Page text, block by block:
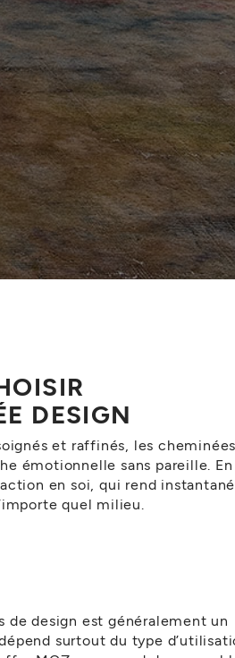
DESIGN
et raffinés, les
émotionnelle sans pareille.
en soi, qui rend
quel milieu.
de design est généralement un
surtout du type